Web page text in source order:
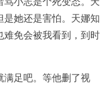
她还是害怕。天娜知
难免会被我看到，到时
满足吧。等他删了视